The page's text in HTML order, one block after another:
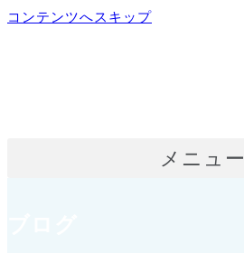
コンテンツへスキップ
メニュー